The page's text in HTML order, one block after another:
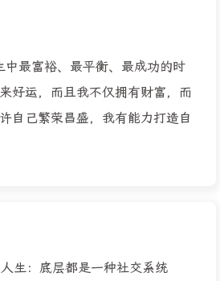
最富裕、最平衡、最成功的时
好运，而且我不仅拥有财富，而
自己繁荣昌盛，我有能力打造自
生：底层都是一种社交系统